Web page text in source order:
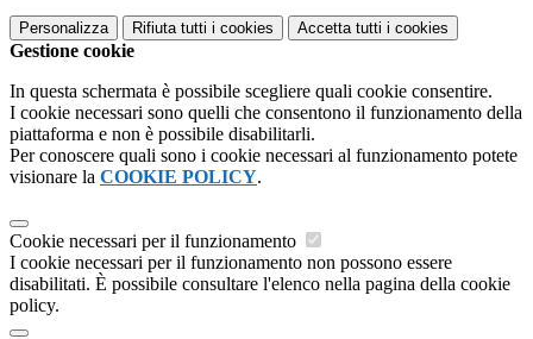
Personalizza Rifiuta tutti i cookies Accetta tutti i cookies
Gestione cookie
In questa schermata è possibile scegliere quali cookie consentire.
I cookie necessari sono quelli che consentono il funzionamento della
piattaforma e non è possibile disabilitarli.
Per conoscere quali sono i cookie necessari al funzionamento potete
visionare la COOKIE POLICY.
Cookie necessari per il funzionamento
I cookie necessari per il funzionamento non possono essere
disabilitati. È possibile consultare l'elenco nella pagina della cookie
policy.